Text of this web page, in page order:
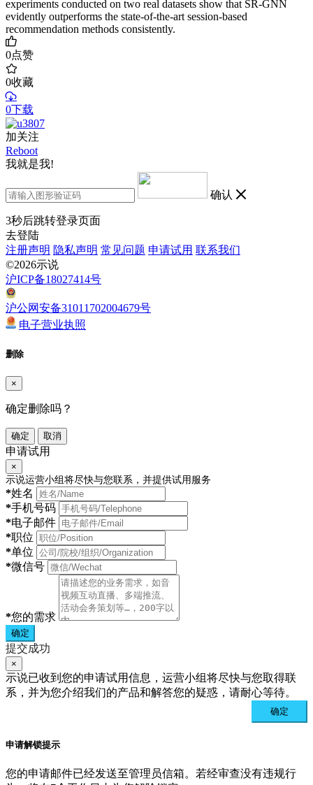
experiments conducted on two real datasets show that SR-GNN
evidently outperforms the state-of-the-art session-based
recommendation methods consistently.
0点赞
0收藏
0下载
加关注
Reboot
我就是我!
确认
3秒后跳转登录页面
去登陆
注册声明 隐私声明 常见问题 申请试用 联系我们
©2026示说
沪ICP备18027414号
沪公网安备31011702004679号
电子营业执照
删除
×
确定删除吗？
确定 取消
申请试用
×
示说运营小组将尽快与您联系，并提供试用服务
*姓名
*手机号码
*电子邮件
*职位
*单位
*微信号
*您的需求
确定
提交成功
×
示说已收到您的申请试用信息，运营小组将尽快与您取得联
系，并为您介绍我们的产品和解答您的疑惑，请耐心等待。
确定
申请解锁提示
您的申请邮件已经发送至管理员信箱。若经审查没有违规行